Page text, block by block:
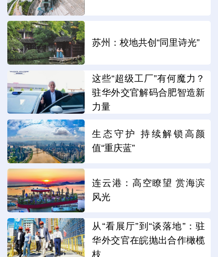
苏州：校地共创“同里诗光”
这些“超级工厂”有何魔力？
驻华外交官解码合肥智造新
力量
生态守护 持续解锁高颜
值“重庆蓝”
连云港：高空瞭望 赏海滨
风光
从“看展厅”到“谈落地”：驻
华外交官在皖抛出合作橄榄
枝